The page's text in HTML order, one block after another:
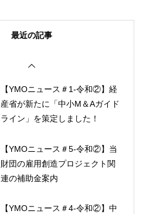
最近の記事
【YMOニュース＃1-令和②】経
産省が新たに「中小M＆Aガイド
ライン」を策定しました！
【YMOニュース＃5-令和②】当
財団の雇用創造プロジェクト関
連の補助金案内
【YMOニュース＃4-令和②】中